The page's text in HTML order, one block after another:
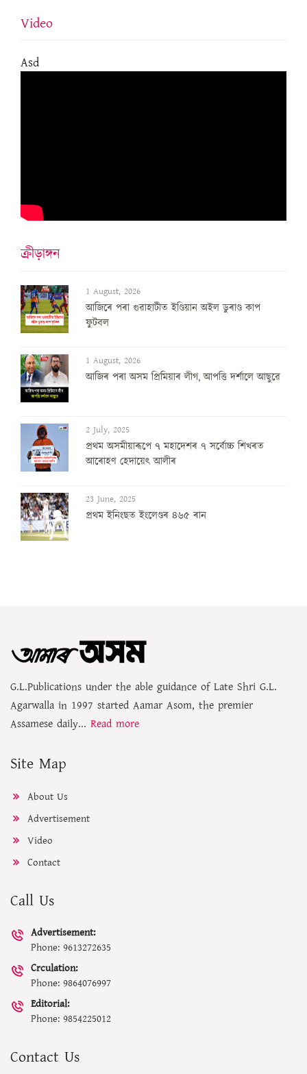
Video
Asd
ক্ৰীড়াঙ্গন
1 August, 2026
আজিৰে পৰা গুৱাহাটীত ইণ্ডিয়ান অইল ডুৰাণ্ড কাপ
ফুটবল
1 August, 2026
আজিৰ পৰা অসম প্ৰিমিয়াৰ লীগ, আপত্তি দৰ্শালে আছুৱে
2 July, 2025
প্ৰথম অসমীয়াৰূপে ৭ মহাদেশৰ ৭ সৰ্বোচ্চ শিখৰত
আৰোহণ হেদায়েৎ আলীৰ
23 June, 2025
প্ৰথম ইনিংছত ইংলেণ্ডৰ ৪৬৫ ৰান
G.L.Publications under the able guidance of Late Shri G.L.
Agarwalla in 1997 started Aamar Asom, the premier
Assamese daily... Read more
Site Map
About Us
Advertisement
Video
Contact
Call Us
Advertisement:
Phone: 9613272635
Crculation:
Phone: 9864076997
Editorial:
Phone: 9854225012
Contact Us